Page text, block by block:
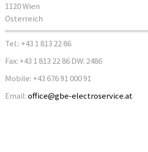
1120 Wien
Österreich
Tel.: +43 1 813 22 86
Fax: +43 1 813 22 86 DW: 2486
Mobile: +43 676 91 000 91
Email:office@gbe-electroservice.at